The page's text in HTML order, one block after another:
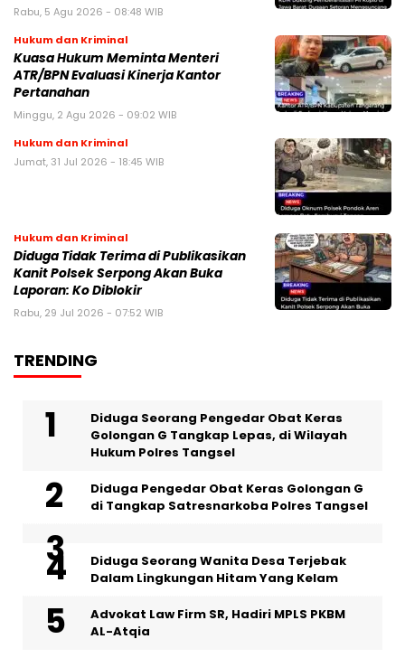
Rabu, 5 Agu 2026 - 08:48 WIB
Hukum dan Kriminal
Kuasa Hukum Meminta Menteri
ATR/BPN Evaluasi Kinerja Kantor
Pertanahan
Minggu, 2 Agu 2026 - 09:02 WIB
Hukum dan Kriminal
Jumat, 31 Jul 2026 - 18:45 WIB
Hukum dan Kriminal
Diduga Tidak Terima di Publikasikan
Kanit Polsek Serpong Akan Buka
Laporan: Ko Diblokir
Rabu, 29 Jul 2026 - 07:52 WIB
TRENDING
‎Diduga Seorang Pengedar Obat Keras
Golongan G Tangkap Lepas, di Wilayah
Hukum Polres Tangsel
Diduga Pengedar Obat Keras Golongan G
di Tangkap Satresnarkoba Polres Tangsel
‎Diduga Seorang Wanita Desa Terjebak
Dalam Lingkungan Hitam Yang Kelam
Advokat Law Firm SR, Hadiri MPLS PKBM
AL-Atqia